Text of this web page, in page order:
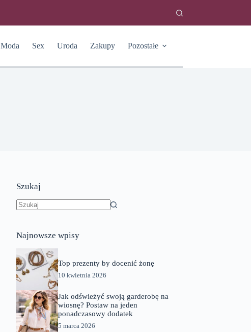
Moda Sex Uroda Zakupy Pozostałe
Szukaj
Najnowsze wpisy
Top prezenty by docenić żonę
10 kwietnia 2026
Jak odświeżyć swoją garderobę na
wiosnę? Postaw na jeden
ponadczasowy dodatek
5 marca 2026